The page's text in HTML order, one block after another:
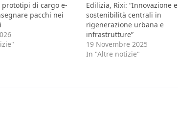
prototipi di cargo e-
pacchi nei
Edilizia, Rixi: “Innovazione e
sostenibilità centrali in
rigenerazione urbana e
infrastrutture”
19 Novembre 2025
In "Altre notizie"